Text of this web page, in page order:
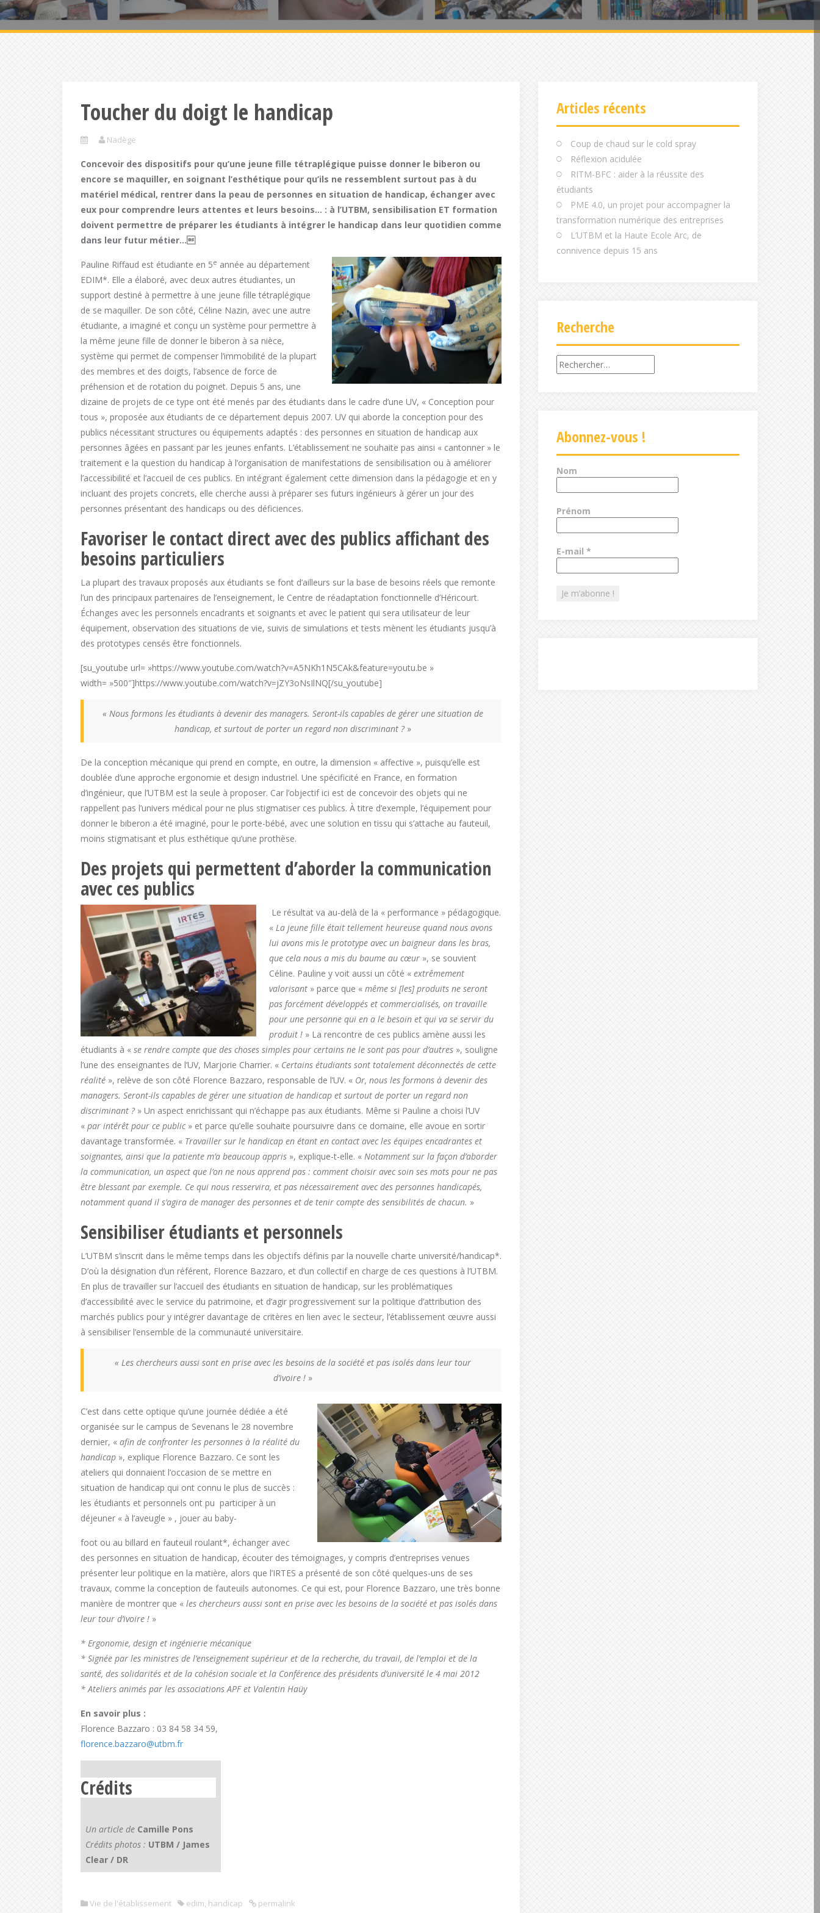
Toucher du doigt le handicap
Nadège
Concevoir des dispositifs pour qu’une jeune fille tétraplégique puisse donner le biberon ou
encore se maquiller, en soignant l’esthétique pour qu’ils ne ressemblent surtout pas à du
matériel médical, rentrer dans la peau de personnes en situation de handicap, échanger avec
eux pour comprendre leurs attentes et leurs besoins… : à l’UTBM, sensibilisation ET formation
doivent permettre de préparer les étudiants à intégrer le handicap dans leur quotidien comme
dans leur futur métier…
Pauline Riffaud est étudiante en 5e année au département
EDIM*. Elle a élaboré, avec deux autres étudiantes, un
support destiné à permettre à une jeune fille tétraplégique
de se maquiller. De son côté, Céline Nazin, avec une autre
étudiante, a imaginé et conçu un système pour permettre à
la même jeune fille de donner le biberon à sa nièce,
système qui permet de compenser l’immobilité de la plupart
des membres et des doigts, l’absence de force de
préhension et de rotation du poignet. Depuis 5 ans, une
dizaine de projets de ce type ont été menés par des étudiants dans le cadre d’une UV, « Conception pour
tous », proposée aux étudiants de ce département depuis 2007. UV qui aborde la conception pour des
publics nécessitant structures ou équipements adaptés : des personnes en situation de handicap aux
personnes âgées en passant par les jeunes enfants. L’établissement ne souhaite pas ainsi « cantonner » le
traitement e la question du handicap à l’organisation de manifestations de sensibilisation ou à améliorer
l’accessibilité et l’accueil de ces publics. En intégrant également cette dimension dans la pédagogie et en y
incluant des projets concrets, elle cherche aussi à préparer ses futurs ingénieurs à gérer un jour des
personnes présentant des handicaps ou des déficiences.
Favoriser le contact direct avec des publics affichant des
besoins particuliers
La plupart des travaux proposés aux étudiants se font d’ailleurs sur la base de besoins réels que remonte
l’un des principaux partenaires de l’enseignement, le Centre de réadaptation fonctionnelle d’Héricourt.
Échanges avec les personnels encadrants et soignants et avec le patient qui sera utilisateur de leur
équipement, observation des situations de vie, suivis de simulations et tests mènent les étudiants jusqu’à
des prototypes censés être fonctionnels.
[su_youtube url= »https://www.youtube.com/watch?v=A5NKh1N5CAk&feature=youtu.be »
width= »500″]https://www.youtube.com/watch?v=jZY3oNsIlNQ[/su_youtube]
« Nous formons les étudiants à devenir des managers. Seront-ils capables de gérer une situation de
handicap, et surtout de porter un regard non discriminant ?»
De la conception mécanique qui prend en compte, en outre, la dimension « affective », puisqu’elle est
doublée d’une approche ergonomie et design industriel. Une spécificité en France, en formation
d’ingénieur, que l’UTBM est la seule à proposer. Car l’objectif ici est de concevoir des objets qui ne
rappellent pas l’univers médical pour ne plus stigmatiser ces publics. À titre d’exemple, l’équipement pour
donner le biberon a été imaginé, pour le porte-bébé, avec une solution en tissu qui s’attache au fauteuil,
moins stigmatisant et plus esthétique qu’une prothèse.
Des projets qui permettent d’aborder la communication
avec ces publics
Le résultat va au-delà de la « performance » pédagogique.
« La jeune fille était tellement heureuse quand nous avons
lui avons mis le prototype avec un baigneur dans les bras,
que cela nous a mis du baume au cœur », se souvient
Céline. Pauline y voit aussi un côté « extrêmement
valorisant » parce que « même si [les] produits ne seront
pas forcément développés et commercialisés, on travaille
pour une personne qui en a le besoin et qui va se servir du
produit ! » La rencontre de ces publics amène aussi les
étudiants à « se rendre compte que des choses simples pour certains ne le sont pas pour d’autres », souligne
l’une des enseignantes de l’UV, Marjorie Charrier. « Certains étudiants sont totalement déconnectés de cette
réalité », relève de son côté Florence Bazzaro, responsable de l’UV. « Or, nous les formons à devenir des
managers. Seront-ils capables de gérer une situation de handicap et surtout de porter un regard non
discriminant ?» Un aspect enrichissant qui n’échappe pas aux étudiants. Même si Pauline a choisi l’UV
« par intérêt pour ce public» et parce qu’elle souhaite poursuivre dans ce domaine, elle avoue en sortir
davantage transformée. « Travailler sur le handicap en étant en contact avec les équipes encadrantes et
soignantes, ainsi que la patiente m’a beaucoup appris », explique-t-elle. « Notamment sur la façon d’aborder
la communication, un aspect que l’on ne nous apprend pas : comment choisir avec soin ses mots pour ne pas
être blessant par exemple. Ce qui nous resservira, et pas nécessairement avec des personnes handicapés,
notamment quand il s’agira de manager des personnes et de tenir compte des sensibilités de chacun. »
Sensibiliser étudiants et personnels
L’UTBM s’inscrit dans le même temps dans les objectifs définis par la nouvelle charte université/handicap*.
D’où la désignation d’un référent, Florence Bazzaro, et d’un collectif en charge de ces questions à l’UTBM.
En plus de travailler sur l’accueil des étudiants en situation de handicap, sur les problématiques
d’accessibilité avec le service du patrimoine, et d’agir progressivement sur la politique d’attribution des
marchés publics pour y intégrer davantage de critères en lien avec le secteur, l’établissement œuvre aussi
à sensibiliser l’ensemble de la communauté universitaire.
« Les chercheurs aussi sont en prise avec les besoins de la société et pas isolés dans leur tour
d’ivoire ! »
C’est dans cette optique qu’une journée dédiée a été
organisée sur le campus de Sevenans le 28 novembre
dernier, « afin de confronter les personnes à la réalité du
handicap », explique Florence Bazzaro. Ce sont les
ateliers qui donnaient l’occasion de se mettre en
situation de handicap qui ont connu le plus de succès :
les étudiants et personnels ont pu participer à un
déjeuner « à l’aveugle » , jouer au baby-
foot ou au billard en fauteuil roulant*, échanger avec
des personnes en situation de handicap, écouter des témoignages, y compris d’entreprises venues
présenter leur politique en la matière, alors que l’IRTES a présenté de son côté quelques-uns de ses
travaux, comme la conception de fauteuils autonomes. Ce qui est, pour Florence Bazzaro, une très bonne
manière de montrer que « les chercheurs aussi sont en prise avec les besoins de la société et pas isolés dans
leur tour d’ivoire ! »
* Ergonomie, design et ingénierie mécanique
* Signée par les ministres de l’enseignement supérieur et de la recherche, du travail, de l’emploi et de la
santé, des solidarités et de la cohésion sociale et la Conférence des présidents d’université le 4 mai 2012
* Ateliers animés par les associations APF et Valentin Haüy
En savoir plus :
Florence Bazzaro : 03 84 58 34 59,
florence.bazzaro@utbm.fr
Crédits
Un article de Camille Pons
Crédits photos : UTBM / James
Clear / DR
Vie de l'établissement edim, handicap permalink
Articles récents
Coup de chaud sur le cold spray
Réflexion acidulée
RITM-BFC : aider à la réussite des
étudiants
PME 4.0, un projet pour accompagner la
transformation numérique des entreprises
L’UTBM et la Haute Ecole Arc, de
connivence depuis 15 ans
Recherche
Rechercher :
Abonnez-vous !
Nom
Prénom
E-mail *